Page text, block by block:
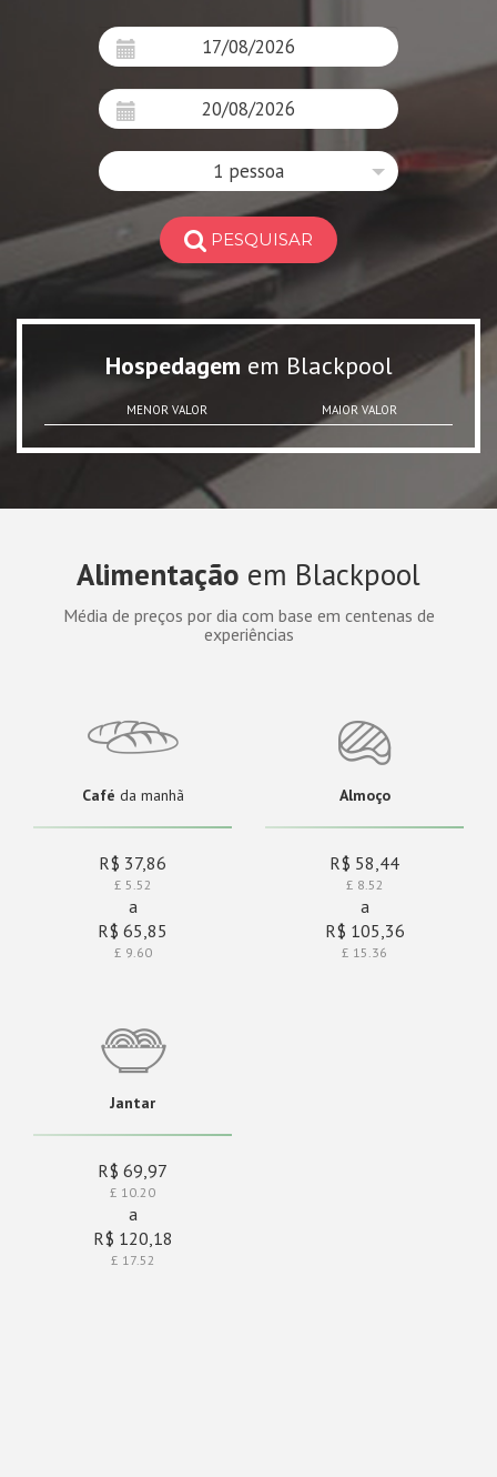
1 pessoa
PESQUISAR
Hospedagem em Blackpool
MENOR VALOR MAIOR VALOR
Alimentação em Blackpool
Média de preços por dia com base em centenas de
experiências
Café da manhã
R$ 37,86
£ 5.52
a
R$ 65,85
£ 9.60
Almoço
R$ 58,44
£ 8.52
a
R$ 105,36
£ 15.36
Jantar
R$ 69,97
£ 10.20
a
R$ 120,18
£ 17.52